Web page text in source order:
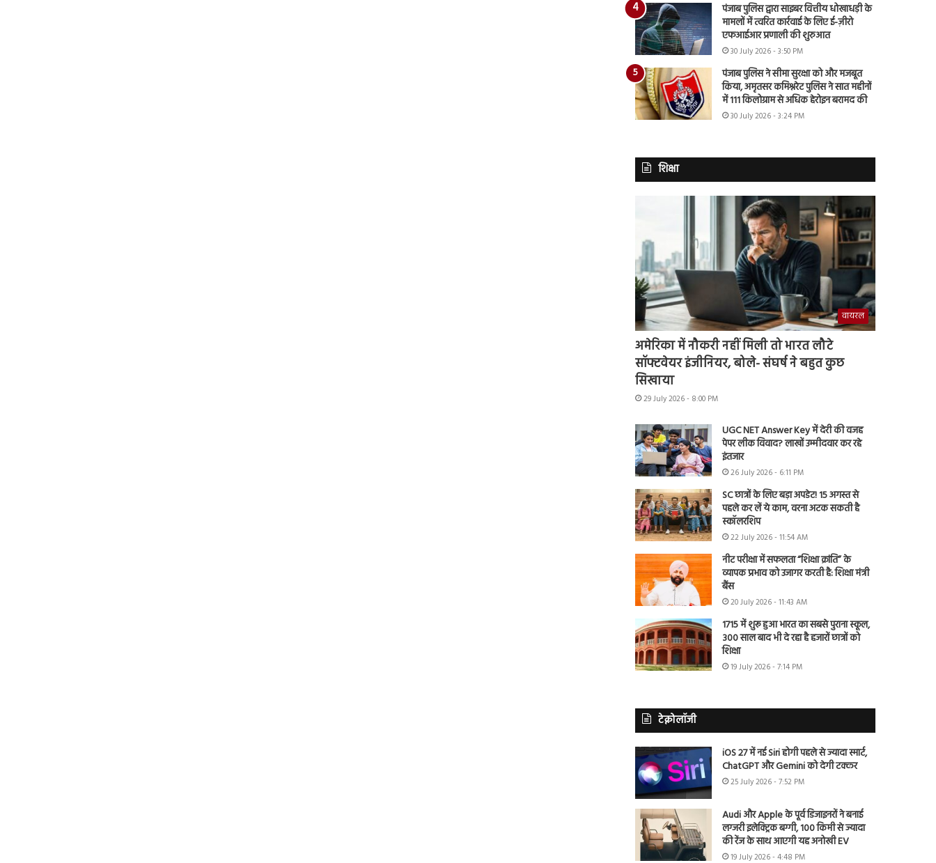
पंजाब पुलिस द्वारा साइबर वित्तीय धोखाधड़ी के
मामलों में त्वरित कार्रवाई के लिए ई-ज़ीरो
एफआईआर प्रणाली की शुरुआत
30 July 2026 - 3:50 PM
पंजाब पुलिस ने सीमा सुरक्षा को और मजबूत
किया, अमृतसर कमिश्नरेट पुलिस ने सात महीनों
में 111 किलोग्राम से अधिक हेरोइन बरामद की
30 July 2026 - 3:24 PM
शिक्षा
वायरल
अमेरिका में नौकरी नहीं मिली तो भारत लौटे
सॉफ्टवेयर इंजीनियर, बोले- संघर्ष ने बहुत कुछ
सिखाया
29 July 2026 - 8:00 PM
UGC NET Answer Key में देरी की वजह
पेपर लीक विवाद? लाखों उम्मीदवार कर रहे
इंतजार
26 July 2026 - 6:11 PM
SC छात्रों के लिए बड़ा अपडेट! 15 अगस्त से
पहले कर लें ये काम, वरना अटक सकती है
स्कॉलरशिप
22 July 2026 - 11:54 AM
नीट परीक्षा में सफलता “शिक्षा क्रांति” के
व्यापक प्रभाव को उजागर करती है: शिक्षा मंत्री
बैंस
20 July 2026 - 11:43 AM
1715 में शुरू हुआ भारत का सबसे पुराना स्कूल,
300 साल बाद भी दे रहा है हजारों छात्रों को
शिक्षा
19 July 2026 - 7:14 PM
टेक्नोलॉजी
iOS 27 में नई Siri होगी पहले से ज्यादा स्मार्ट,
ChatGPT और Gemini को देगी टक्कर
25 July 2026 - 7:52 PM
Audi और Apple के पूर्व डिजाइनरों ने बनाई
लग्जरी इलेक्ट्रिक बग्गी, 100 किमी से ज्यादा
की रेंज के साथ आएगी यह अनोखी EV
19 July 2026 - 4:48 PM